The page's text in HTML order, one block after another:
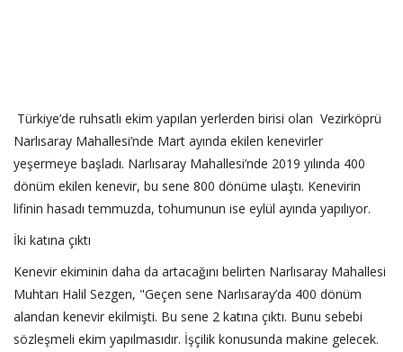
Türkiye’de ruhsatlı ekim yapılan yerlerden birisi olan Vezirköprü
Narlısaray Mahallesi’nde Mart ayında ekilen kenevirler
yeşermeye başladı. Narlısaray Mahallesi’nde 2019 yılında 400
dönüm ekilen kenevir, bu sene 800 dönüme ulaştı. Kenevirin
lifinin hasadı temmuzda, tohumunun ise eylül ayında yapılıyor.
İki katına çıktı
Kenevir ekiminin daha da artacağını belirten Narlısaray Mahallesi
Muhtarı Halil Sezgen, "Geçen sene Narlısaray’da 400 dönüm
alandan kenevir ekilmişti. Bu sene 2 katına çıktı. Bunu sebebi
sözleşmeli ekim yapılmasıdır. İşçilik konusunda makine gelecek.